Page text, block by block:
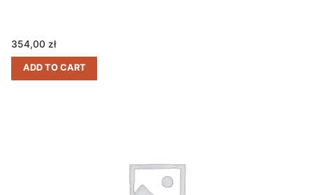
354,00 zł
ADD TO CART